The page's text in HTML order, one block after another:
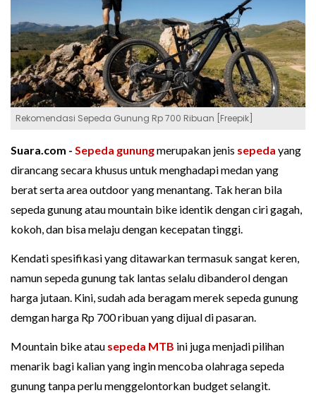
Rekomendasi Sepeda Gunung Rp 700 Ribuan [Freepik]
Suara.com - Sepeda gunungmerupakan jenis sepeda yang
dirancang secara khusus untuk menghadapi medan yang
berat serta area outdoor yang menantang. Tak heran bila
sepeda gunung atau mountain bike identik dengan ciri gagah,
kokoh, dan bisa melaju dengan kecepatan tinggi.
Kendati spesifikasi yang ditawarkan termasuk sangat keren,
namun sepeda gunung tak lantas selalu dibanderol dengan
harga jutaan. Kini, sudah ada beragam merek sepeda gunung
demgan harga Rp 700 ribuan yang dijual di pasaran.
Mountain bike atau sepeda MTB ini juga menjadi pilihan
menarik bagi kalian yang ingin mencoba olahraga sepeda
gunung tanpa perlu menggelontorkan budget selangit.